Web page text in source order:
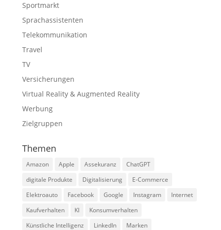
Sportmarkt
Sprachassistenten
Telekommunikation
Travel
TV
Versicherungen
Virtual Reality & Augmented Reality
Werbung
Zielgruppen
Themen
Amazon Apple Assekuranz
ChatGPT
digitale Produkte
Digitalisierung
E-Commerce
Elektroauto
Facebook Google Instagram
Internet
Kaufverhalten
KI
Konsumverhalten
Künstliche Intelligenz
LinkedIn
Marken